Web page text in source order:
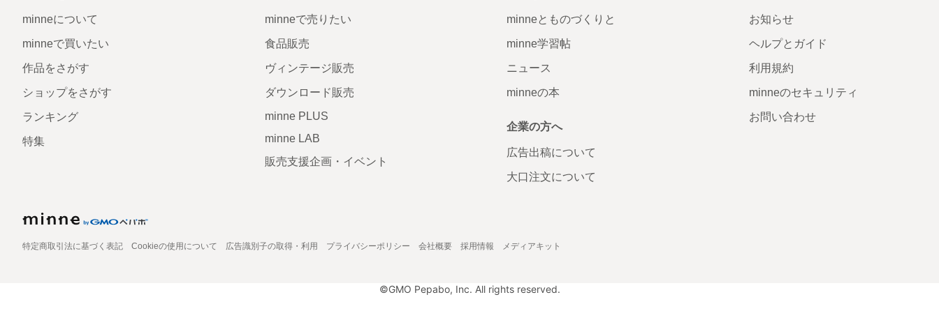
minneについて
minneで買いたい
作品をさがす
ショップをさがす
ランキング
特集
minneで売りたい
食品販売
ヴィンテージ販売
ダウンロード販売
minne PLUS
minne LAB
販売支援企画・イベント
minneとものづくりと
minne学習帖
ニュース
minneの本
企業の方へ
広告出稿について
大口注文について
お知らせ
ヘルプとガイド
利用規約
minneのセキュリティ
お問い合わせ
特定商取引法に基づく表記 Cookieの使用について 広告識別子の取得・利用 プライバシーポリシー 会社概要 採用情報 メディアキット
©GMO Pepabo, Inc. All rights reserved.